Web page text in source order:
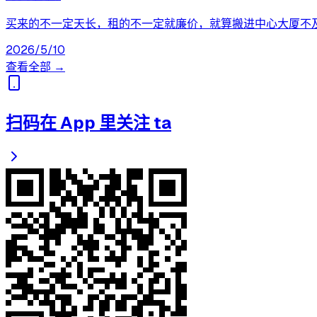
买来的不一定天长，租的不一定就廉价，就算搬进中心大厦
2026/5/10
查看全部 →
扫码在 App 里关注 ta